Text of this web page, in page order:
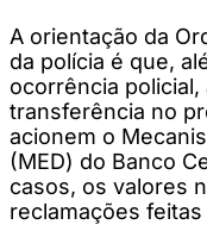
A orientação da
da polícia é que,
ocorrência
transferência no
acionem o
(MED) do Banco
casos, os valores
reclamações